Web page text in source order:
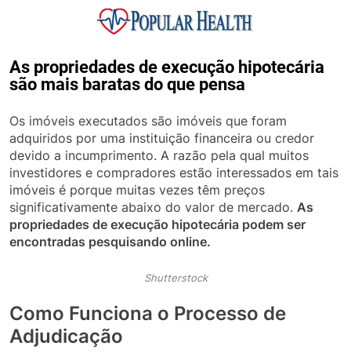
Popular Health
As propriedades de execução hipotecária
são mais baratas do que pensa
Os imóveis executados são imóveis que foram
adquiridos por uma instituição financeira ou credor
devido a incumprimento. A razão pela qual muitos
investidores e compradores estão interessados ​​em tais
imóveis é porque muitas vezes têm preços
significativamente abaixo do valor de mercado. As
propriedades de execução hipotecária podem ser
encontradas pesquisando online.
Shutterstock
Como Funciona o Processo de
Adjudicação